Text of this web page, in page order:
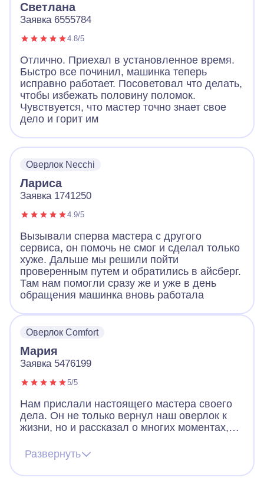
Светлана
Заявка 6555784
4.8/5
Отлично. Приехал в установленное время.
Быстро все починил, машинка теперь
исправно работает. Посоветовал что делать,
чтобы избежать половину поломок.
Чувствуется, что мастер точно знает свое
дело и горит им
Оверлок Necchi
Лариса
Заявка 1741250
4.9/5
Вызывали сперва мастера с другого
сервиса, он помочь не смог и сделал только
хуже. Дальше мы решили пойти
проверенным путем и обратились в айсберг.
Там нам помогли сразу же и уже в день
обращения машинка вновь работала
Оверлок Comfort
Мария
Заявка 5476199
5/5
Нам прислали настоящего мастера своего
дела. Он не только вернул наш оверлок к
жизни, но и рассказал о многих моментах,
нашей моделью. Во время ремонта
выяснилось, что деталь нужно заменить –
она не подлежит восстановлению. Деталь
Развернуть